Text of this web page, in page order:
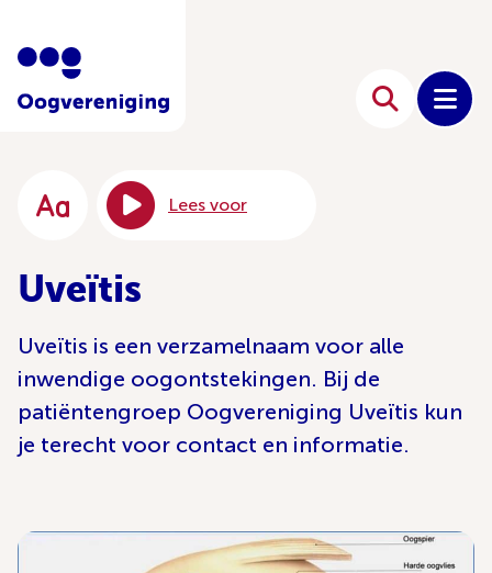
Lees voor
Uveïtis
Uveïtis is een verzamelnaam voor alle
inwendige oogontstekingen. Bij de
patiëntengroep Oogvereniging Uveïtis kun
je terecht voor contact en informatie.